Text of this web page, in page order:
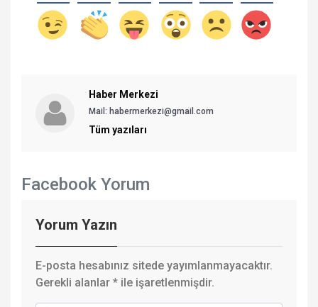
Haber Merkezi
Mail: habermerkezi@gmail.com
Tüm yazıları
Facebook Yorum
Yorum Yazın
E-posta hesabınız sitede yayımlanmayacaktır.
Gerekli alanlar * ile işaretlenmişdir.